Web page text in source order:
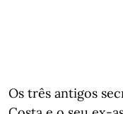
Os três antigos